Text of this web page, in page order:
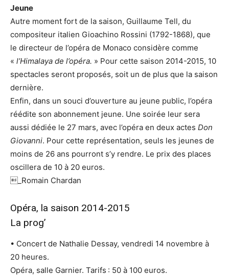
Jeune
Autre moment fort de la saison, Guillaume Tell, du
compositeur italien Gioachino Rossini (1792-1868), que
le directeur de l’opéra de Monaco considère comme
« l’Himalaya de l’opéra. » Pour cette saison 2014-2015, 10
spectacles seront proposés, soit un de plus que la saison
dernière.
Enfin, dans un souci d’ouverture au jeune public, l’opéra
réédite son abonnement jeune. Une soirée leur sera
aussi dédiée le 27 mars, avec l’opéra en deux actes Don
Giovanni. Pour cette représentation, seuls les jeunes de
moins de 26 ans pourront s’y rendre. Le prix des places
oscillera de 10 à 20 euros.
_Romain Chardan
Opéra, la saison 2014-2015
La prog’
• Concert de Nathalie Dessay, vendredi 14 novembre à
20 heures.
Opéra, salle Garnier. Tarifs : 50 à 100 euros.